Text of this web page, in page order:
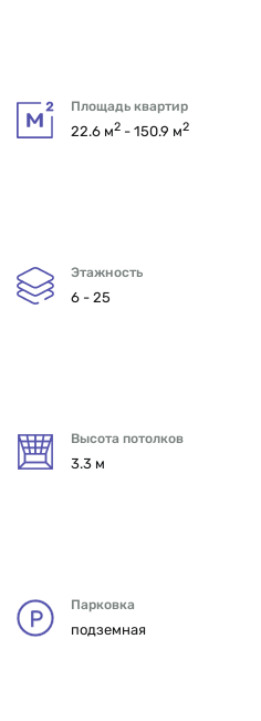
Площадь квартир
22.6 м2 - 150.9 м2
Этажность
6 - 25
Высота потолков
3.3 м
Парковка
подземная